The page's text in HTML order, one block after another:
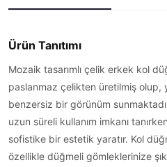
Ürün Tanıtımı
Mozaik tasarımlı çelik erkek kol
paslanmaz çelikten üretilmiş
benzersiz bir görünüm
uzun süreli kullanım imkanı
sofistike bir estetik yaratır. Kol
özellikle düğmeli gömleklerinize